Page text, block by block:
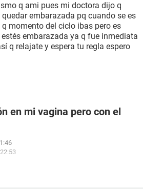
q ami pues mi doctora dijo q
embarazada pq cuando se es
momento del ciclo ibas pero es
embarazada ya q fue inmediata
q relajate y espera tu regla espero
en mi vagina pero con el